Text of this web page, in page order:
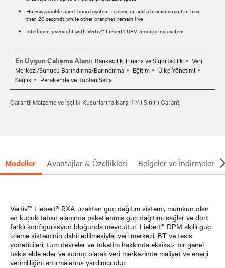
Hot-swappable panel board system: replace or add a branch circuit in less
than 20 seconds while other branches remain live
Intelligent oversight with Vertiv™ Liebert® DPM monitoring system
En Uygun Çalışma Alanı: Bankacılık, Finans ve Sigortacılık
Veri
Merkezi/Sunucu Barındırma/Barındırma
Eğitim
Ülke Yönetimi
Sağlık
Perakende ve Toptan Satış
Garanti: Malzeme ve İşçilik Kusurlarına Karşı 1 Yıl Sınırlı Garanti
Modeller Avantajlar & Özellikleri Belgeler ve İndirmeler
Vertiv™ Liebert® RXA uzaktan güç dağıtım sistemi, mümkün olan
en küçük taban alanında paketlenmiş güç dağıtımı sağlar ve dört
farklı konfigürasyon bloğunda mevcuttur. Liebert® DPM akıllı güç
izleme sisteminin dahil edilmesiyle; veri merkezi, BT ve tesis
yöneticileri, tüm devreler ve tüketim hakkında eksiksiz bir genel
bakış elde eder ve sonuç olarak veri merkezinde maliyet ve enerji
verimliliğini artırmalarına yardımcı olur.